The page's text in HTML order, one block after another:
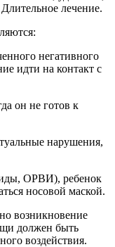
лечение.
негативного
идти на контакт с
он не готов к
нарушения,
ОРВИ), ребенок
носовой маской.
возникновение
должен быть
воздействия.